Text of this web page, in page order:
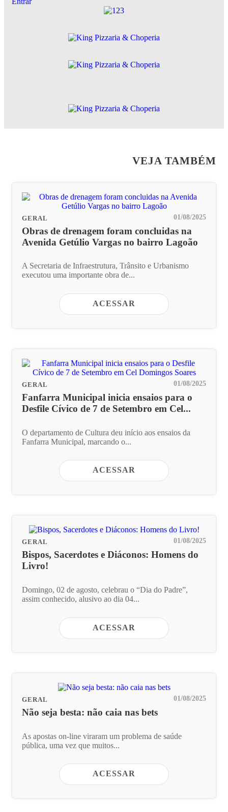
VEJA TAMBÉM
GERAL 01/08/2025
Obras de drenagem foram concluidas na
Avenida Getúlio Vargas no bairro Lagoão
A Secretaria de Infraestrutura, Trânsito e Urbanismo
executou uma importante obra de...
ACESSAR
GERAL 01/08/2025
Fanfarra Municipal inicia ensaios para o
Desfile Cívico de 7 de Setembro em Cel...
O departamento de Cultura deu início aos ensaios da
Fanfarra Municipal, marcando o...
ACESSAR
GERAL 01/08/2025
Bispos, Sacerdotes e Diáconos: Homens do
Livro!
Domingo, 02 de agosto, celebrau o “Dia do Padre”,
assim conhecido, alusivo ao dia 04...
ACESSAR
GERAL 01/08/2025
Não seja besta: não caia nas bets
As apostas on-line viraram um problema de saúde
pública, uma vez que muitos...
ACESSAR